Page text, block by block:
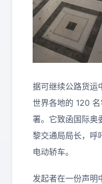
据可继续公路货运
世界各地的 120
署。它致函国际奥
黎交通局局长，呼
电动轿车。
发起者在一份声明